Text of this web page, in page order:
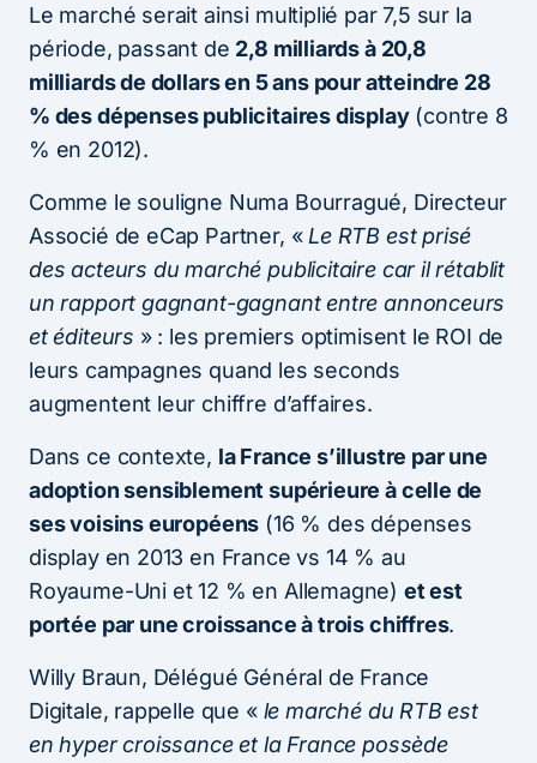
Le marché serait ainsi multiplié par 7,5 sur la
période, passant de 2,8 milliards à 20,8
milliards de dollars en 5 ans pour atteindre 28
% des dépenses publicitaires display(contre 8
% en 2012).
Comme le souligne Numa Bourragué, Directeur
Associé de eCap Partner, « Le RTB est prisé
des acteurs du marché publicitaire car il rétablit
un rapport gagnant-gagnant entre annonceurs
et éditeurs » : les premiers optimisent le ROI de
leurs campagnes quand les seconds
augmentent leur chiffre d’affaires.
Dans ce contexte, la France s’illustre par une
adoption sensiblement supérieure à celle de
ses voisins européens (16 % des dépenses
display en 2013 en France vs 14 % au
Royaume-Uni et 12 % en Allemagne) et est
portée par une croissance à trois chiffres.
Willy Braun, Délégué Général de France
Digitale, rappelle que « le marché du RTB est
en hyper croissance et la France possède